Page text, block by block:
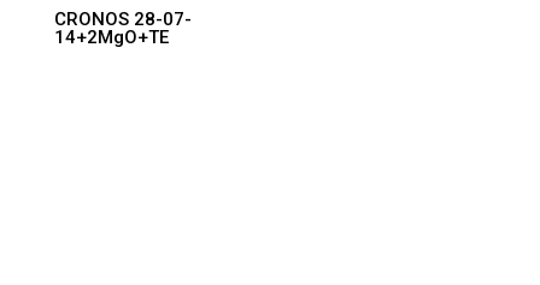
CRONOS 28-07-
14+2MgO+TE